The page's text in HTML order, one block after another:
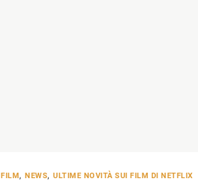
FILM, NEWS, ULTIME NOVITÀ SUI FILM DI NETFLIX